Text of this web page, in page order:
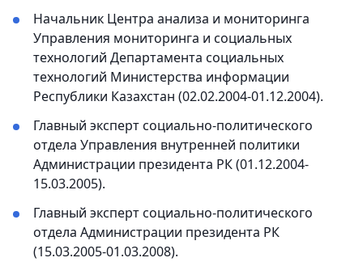
Начальник Центра анализа и мониторинга
Управления мониторинга и социальных
технологий Департамента социальных
технологий Министерства информации
Республики Казахстан (02.02.2004-01.12.2004).
Главный эксперт социально-политического
отдела Управления внутренней политики
Администрации президента РК (01.12.2004-
15.03.2005).
Главный эксперт социально-политического
отдела Администрации президента РК
(15.03.2005-01.03.2008).